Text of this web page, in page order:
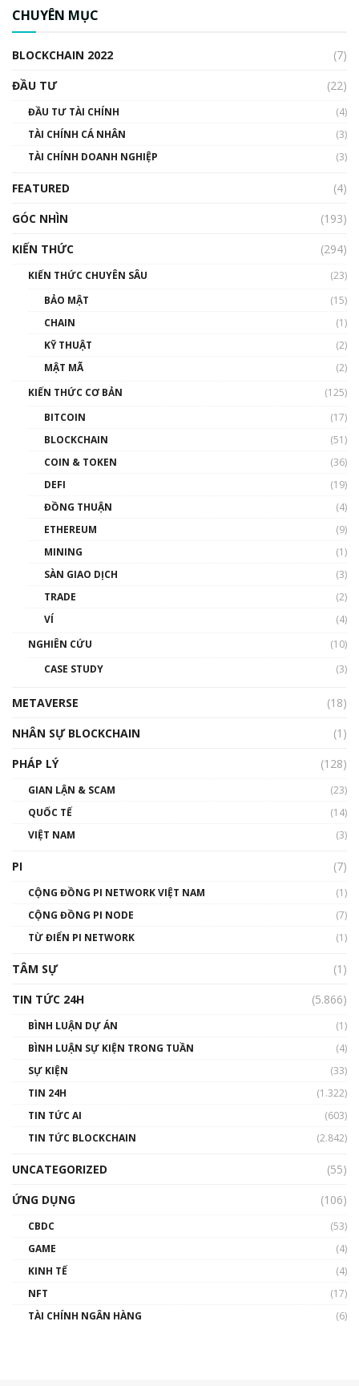
CHUYÊN MỤC
BLOCKCHAIN 2022
(7)
ĐẦU TƯ
(22)
ĐẦU TƯ TÀI CHÍNH
(4)
TÀI CHÍNH CÁ NHÂN
(3)
TÀI CHÍNH DOANH NGHIỆP
(3)
FEATURED
(4)
GÓC NHÌN
(193)
KIẾN THỨC
(294)
KIẾN THỨC CHUYÊN SÂU
(23)
BẢO MẬT
(15)
CHAIN
(1)
KỸ THUẬT
(2)
MẬT MÃ
(2)
KIẾN THỨC CƠ BẢN
(125)
BITCOIN
(17)
BLOCKCHAIN
(51)
COIN & TOKEN
(36)
DEFI
(19)
ĐỒNG THUẬN
(4)
ETHEREUM
(9)
MINING
(1)
SÀN GIAO DỊCH
(3)
TRADE
(2)
VÍ
(4)
NGHIÊN CỨU
(10)
CASE STUDY
(3)
METAVERSE
(18)
NHÂN SỰ BLOCKCHAIN
(1)
PHÁP LÝ
(128)
GIAN LẬN & SCAM
(23)
QUỐC TẾ
(14)
VIỆT NAM
(3)
PI (7)
CỘNG ĐỒNG PI NETWORK VIỆT NAM
(1)
CỘNG ĐỒNG PI NODE
(7)
TỪ ĐIỂN PI NETWORK
(1)
TÂM SỰ
(1)
TIN TỨC 24H
(5.866)
BÌNH LUẬN DỰ ÁN
(1)
BÌNH LUẬN SỰ KIỆN TRONG TUẦN
(4)
SỰ KIỆN
(33)
TIN 24H
(1.322)
TIN TỨC AI
(603)
TIN TỨC BLOCKCHAIN
(2.842)
UNCATEGORIZED
(55)
ỨNG DỤNG
(106)
CBDC
(53)
GAME
(4)
KINH TẾ
(4)
NFT
(17)
TÀI CHÍNH NGÂN HÀNG
(6)